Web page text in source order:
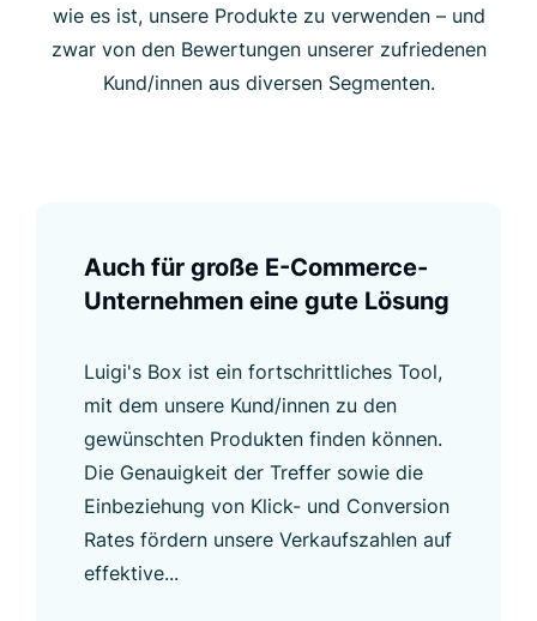
wie es ist, unsere Produkte zu verwenden – und
zwar von den Bewertungen unserer zufriedenen
Kund/innen aus diversen Segmenten.
Auch für große E-Commerce-
Unternehmen eine gute Lösung
Luigi's Box ist ein fortschrittliches Tool,
mit dem unsere Kund/innen zu den
gewünschten Produkten finden können.
Die Genauigkeit der Treffer sowie die
Einbeziehung von Klick- und Conversion
Rates fördern unsere Verkaufszahlen auf
effektive...